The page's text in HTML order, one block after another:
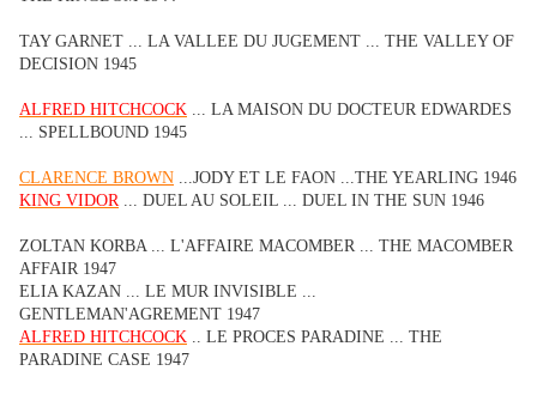
TAY GARNET ... LA VALLEE DU JUGEMENT ... THE VALLEY OF
DECISION 1945
ALFRED HITCHCOCK ... LA MAISON DU DOCTEUR EDWARDES
... SPELLBOUND 1945
CLARENCE BROWN ...JODY ET LE FAON ...THE YEARLING 1946
KING VIDOR... DUEL AU SOLEIL ... DUEL IN THE SUN 1946
ZOLTAN KORBA ... L'AFFAIRE MACOMBER ... THE MACOMBER
AFFAIR 1947
ELIA KAZAN ... LE MUR INVISIBLE ...
GENTLEMAN'AGREMENT 1947
ALFRED HITCHCOCK .. LE PROCES PARADINE ... THE
PARADINE CASE 1947